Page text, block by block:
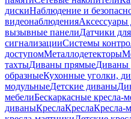
дискиНаблюдение и
видеонаблюдения
вызывные панелиДатчики
сигнализацииСистемы
доступомМеталлодетекторы
тахтыДиваны прямыеДиваны
образныеКухонные уголки,
модульныеДетские диваны
мебелиБескаркасные
диваныКреслаКреслаКресла-